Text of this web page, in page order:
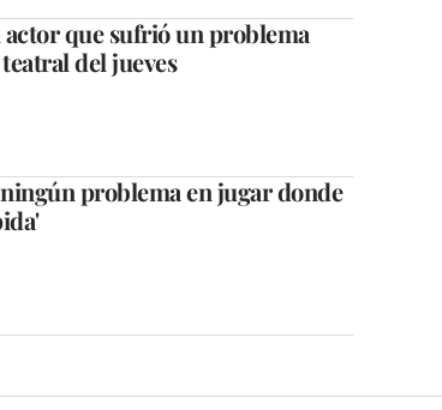
que sufrió un problema
del jueves
problema en jugar donde